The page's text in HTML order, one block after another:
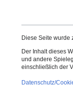
Diese Seite wurde
Der Inhalt dieses
und andere
einschließlich der
Datenschutz/